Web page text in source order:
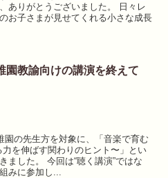
ありがとうございました。 日々レ
お子さまが見せてくれる小さな成長
園教諭向けの講演を終えて
園の先生方を対象に、「音楽で育む
を伸ばす関わりのヒント〜」とい
ました。 今回は“聴く講演”ではな
みに参加し...